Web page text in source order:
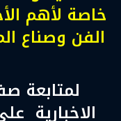
خاصة لأهم
الفن وصناع
لمتابعة
الاخبارية